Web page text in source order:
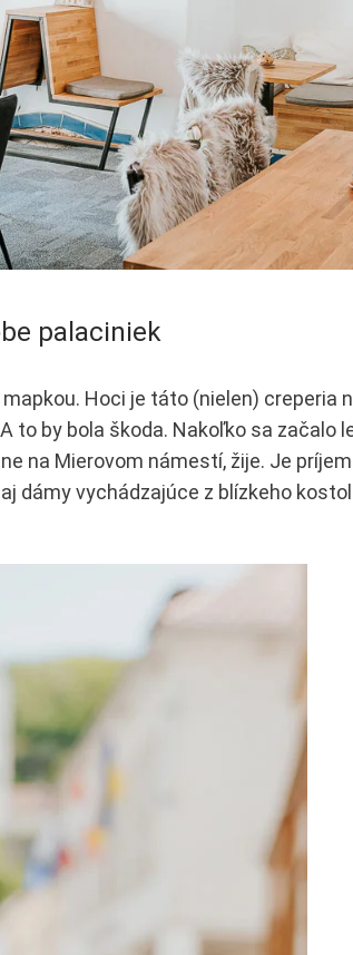
palaciniek
mapkou. Hoci je táto (nielen)
to by bola škoda. Nakoľko sa začalo
na Mierovom námestí, žije. Je
dámy vychádzajúce z blízkeho